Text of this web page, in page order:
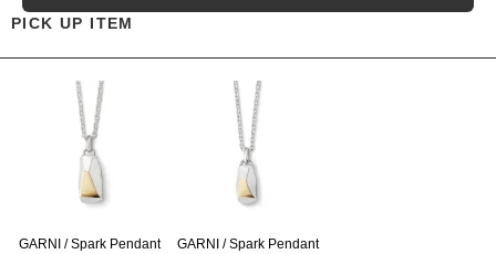
PICK UP ITEM
GARNI / Spark Pendant
GARNI / Spark Pendant